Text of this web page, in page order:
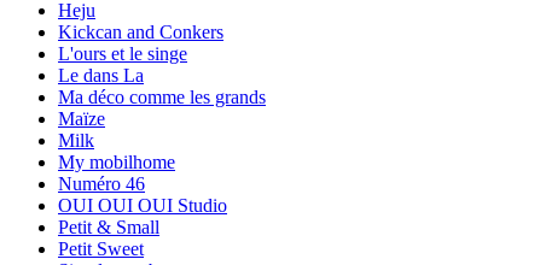
Heju
Kickcan and Conkers
L'ours et le singe
Le dans La
Ma déco comme les grands
Maïze
Milk
My mobilhome
Numéro 46
OUI OUI OUI Studio
Petit & Small
Petit Sweet